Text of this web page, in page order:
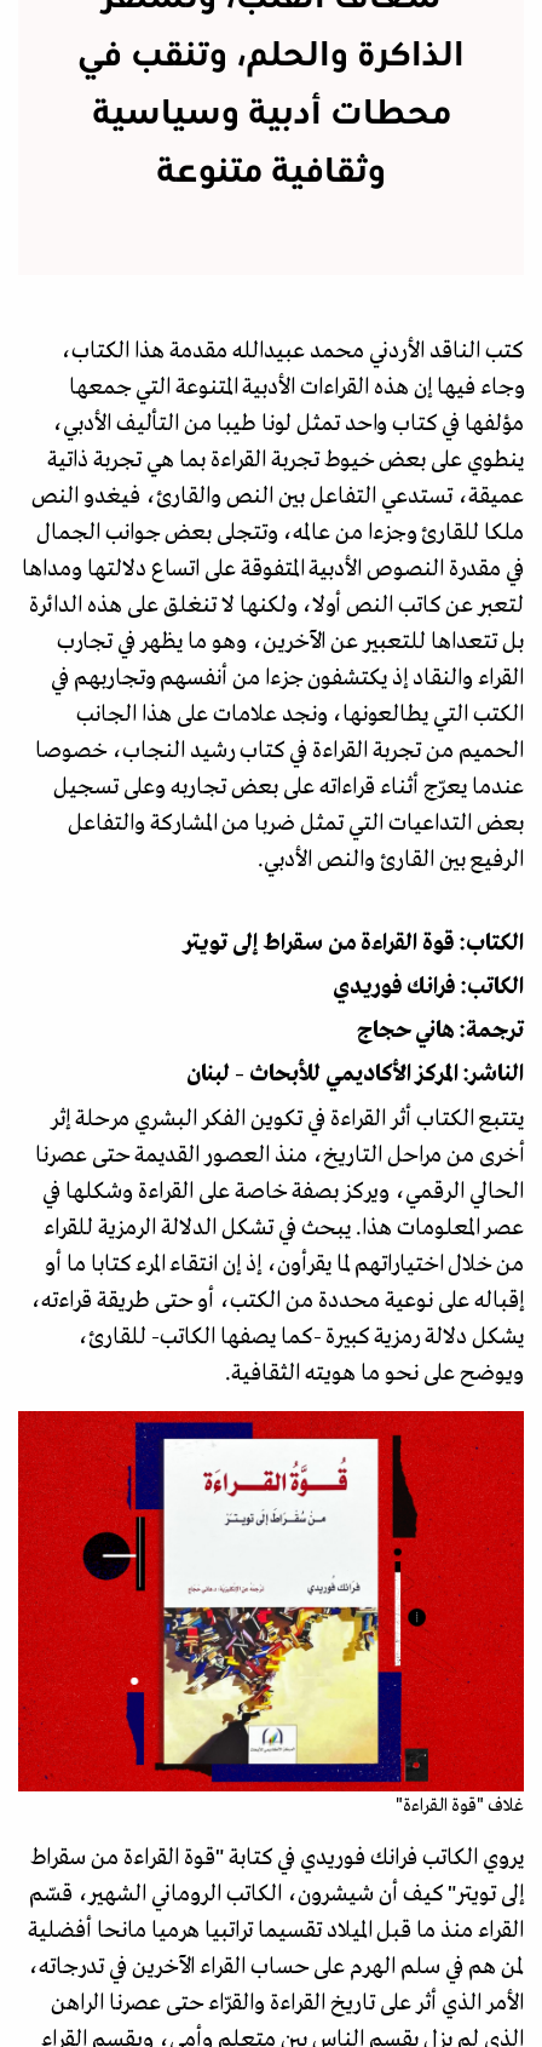
الذاكرة والحلم، وتنقب في
محطات أدبية وسياسية
وثقافية متنوعة
كتب الناقد الأردني محمد عبيدالله مقدمة هذا الكتاب،
وجاء فيها إن هذه القراءات الأدبية المتنوعة التي جمعها
مؤلفها في كتاب واحد تمثل لونا طيبا من التأليف الأدبي،
ينطوي على بعض خيوط تجربة القراءة بما هي تجربة ذاتية
عميقة، تستدعي التفاعل بين النص والقارئ، فيغدو النص
ملكا للقارئ وجزءا من عالمه، وتتجلى بعض جوانب الجمال
في مقدرة النصوص الأدبية المتفوقة على اتساع دلالتها ومداها
لتعبر عن كاتب النص أولا، ولكنها لا تنغلق على هذه الدائرة
بل تتعداها للتعبير عن الآخرين، وهو ما يظهر في تجارب
القراء والنقاد إذ يكتشفون جزءا من أنفسهم وتجاربهم في
الكتب التي يطالعونها، ونجد علامات على هذا الجانب
الحميم من تجربة القراءة في كتاب رشيد النجاب، خصوصا
عندما يعرّج أثناء قراءاته على بعض تجاربه وعلى تسجيل
بعض التداعيات التي تمثل ضربا من المشاركة والتفاعل
الرفيع بين القارئ والنص الأدبي.
الكتاب: قوة القراءة من سقراط إلى تويتر
الكاتب: فرانك فوريدي
ترجمة: هاني حجاج
الناشر: المركز الأكاديمي للأبحاث – لبنان
يتتبع الكتاب أثر القراءة في تكوين الفكر البشري مرحلة إثر
أخرى من مراحل التاريخ، منذ العصور القديمة حتى عصرنا
الحالي الرقمي، ويركز بصفة خاصة على القراءة وشكلها في
عصر المعلومات هذا. يبحث في تشكل الدلالة الرمزية للقراء
من خلال اختياراتهم لما يقرأون، إذ إن انتقاء المرء كتابا ما أو
إقباله على نوعية محددة من الكتب، أو حتى طريقة قراءته،
يشكل دلالة رمزية كبيرة -كما يصفها الكاتب- للقارئ،
ويوضح على نحو ما هويته الثقافية.
غلاف "قوة القراءة"
يروي الكاتب فرانك فوريدي في كتابة "قوة القراءة من سقراط
إلى تويتر" كيف أن شيشرون، الكاتب الروماني الشهير، قسّم
القراء منذ ما قبل الميلاد تقسيما تراتبيا هرميا مانحا أفضلية
لمن هم في سلم الهرم على حساب القراء الآخرين في تدرجاته،
الأمر الذي أثر على تاريخ القراءة والقرّاء حتى عصرنا الراهن
الذي لم يزل يقسم الناس بين متعلم وأمي، ويقسم القراء